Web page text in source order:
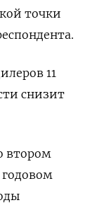
точки
11
снизит
втором
годовом